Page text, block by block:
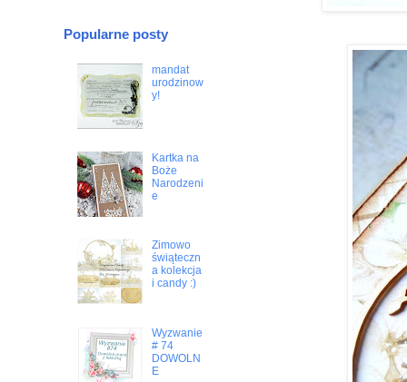
Popularne posty
mandat
urodzinow
y!
Kartka na
Boże
Narodzeni
e
Zimowo
świąteczn
a kolekcja
i candy :)
Wyzwanie
# 74
DOWOLN
E